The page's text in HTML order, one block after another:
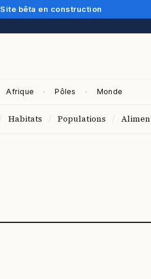
Site bêta en construction
Afrique Pôles Monde
Habitats Populations